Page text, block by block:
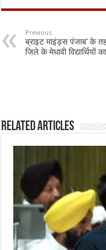
e
b
o
at
sA
p
Previous
ब्राइट माइंड्स पंजाब’ के
जिले के मेधावी विद्यार्थियों
Related Articles